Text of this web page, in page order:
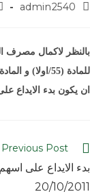
admin2540
بالنظر لاكمال مصرف
ان يكون بدء الايداع على
Previous Post
بدء الايداع على
20/10/2011